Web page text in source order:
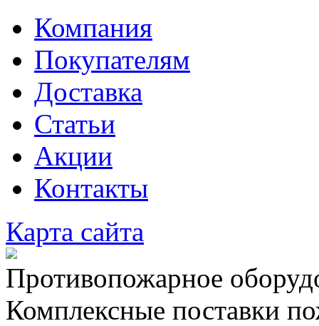
Компания
Покупателям
Доставка
Статьи
Акции
Контакты
Карта сайта
Противопожарное
Комплексные поставки